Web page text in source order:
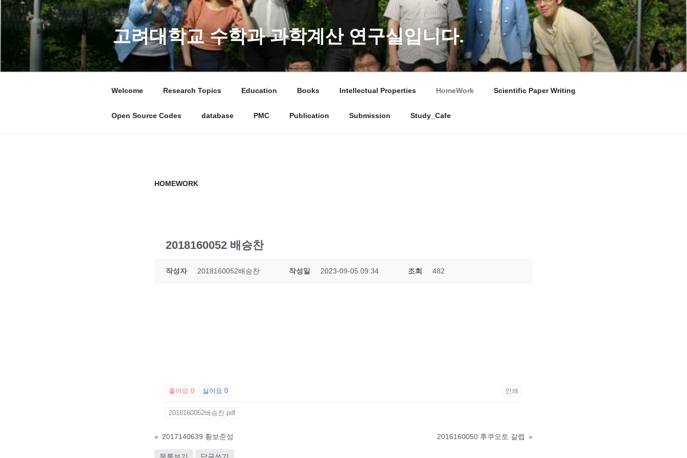
고려대학교 수학과 과학계산 연구실입니다.
Welcome Research Topics Education Books Intellectual Properties HomeWork Scientific Paper Writing
Open Source Codes database PMC Publication Submission Study_Cafe
HOMEWORK
2018160052 배승찬
작성자 2018160052배승찬 작성일 2023-09-05 09:34 조회 482
좋아요 0 싫어요 0 인쇄
2018160052배승찬.pdf
« 2017140639 황보준성 2016160050 후쿠모토 갈렙 »
목록보기 답글쓰기